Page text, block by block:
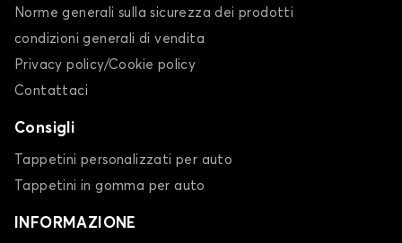
Norme generali sulla sicurezza dei prodotti
condizioni generali di vendita
Privacy policy/Cookie policy
Contattaci
Consigli
Tappetini personalizzati per auto
Tappetini in gomma per auto
INFORMAZIONE